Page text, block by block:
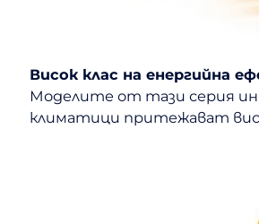
Висок клас на енергийна
Моделите от тази серия
климатици притежават